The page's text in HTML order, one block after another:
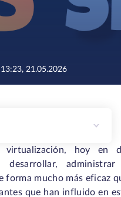
13:23, 21.05.2026
hoy en
desarrollar,
forma mucho más eficaz
que han influido en